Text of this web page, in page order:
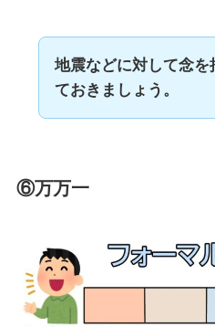
地震などに対して念を
ておきましょう。
⑥万万一